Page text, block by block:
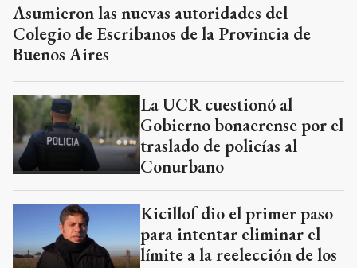
Asumieron las nuevas autoridades del
Colegio de Escribanos de la Provincia de
Buenos Aires
La UCR cuestionó al
Gobierno bonaerense por el
traslado de policías al
Conurbano
Kicillof dio el primer paso
para intentar eliminar el
límite a la reelección de los